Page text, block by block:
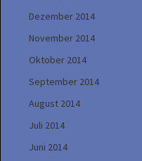
Dezember 2014
November 2014
Oktober 2014
September 2014
August 2014
Juli 2014
Juni 2014